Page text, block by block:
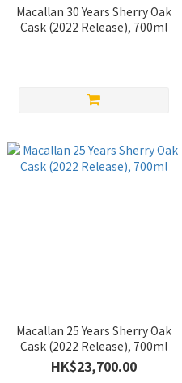
Macallan 30 Years Sherry Oak
Cask (2022 Release), 700ml
Macallan 25 Years Sherry Oak
Cask (2022 Release), 700ml
HK$23,700.00